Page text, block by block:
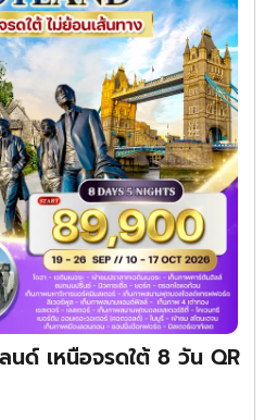
ด์ เหนือจรดใต้ 8 วัน QR